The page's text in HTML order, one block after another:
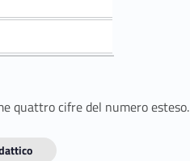
quattro cifre del numero esteso.